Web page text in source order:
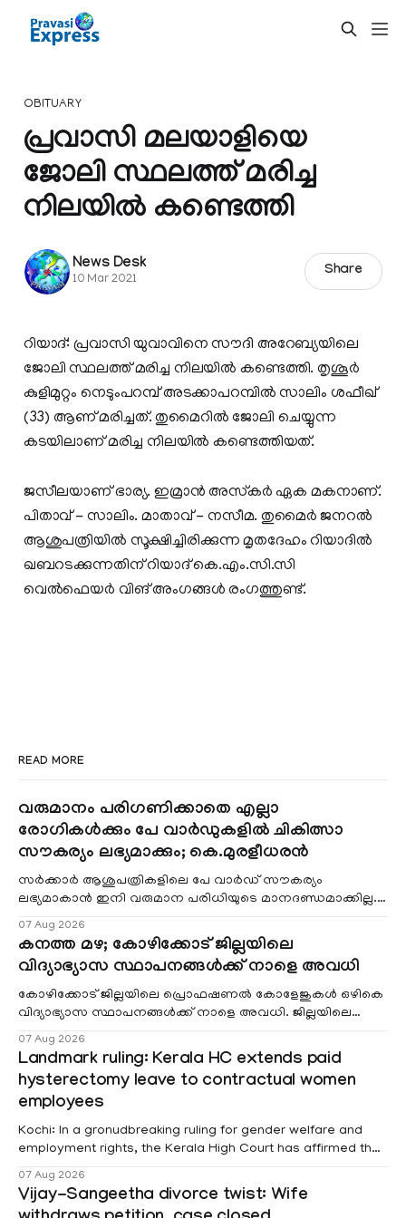
OBITUARY
പ്രവാസി മലയാളിയെ
ജോലി സ്ഥലത്ത് മരിച്ച
നിലയില്‍ കണ്ടെത്തി
News Desk
10 Mar 2021
Share
റിയാദ്: പ്രവാസി യുവാവിനെ സൗദി അറേബ്യയിലെ
ജോലി സ്ഥലത്ത് മരിച്ച നിലയില്‍ കണ്ടെത്തി. തൃശൂര്‍
കുളിമുറ്റം നെടുംപറമ്പ് അടക്കാപറമ്പില്‍ സാലിം ശഫീഖ്
(33) ആണ് മരിച്ചത്. തുമൈറില്‍ ജോലി ചെയ്യുന്ന
കടയിലാണ് മരിച്ച നിലയില്‍ കണ്ടെത്തിയത്.
ജസീലയാണ് ഭാര്യ. ഇമ്രാന്‍ അസ്‍കര്‍ ഏക മകനാണ്.
പിതാവ് - സാലിം. മാതാവ് - നസീമ. തുമൈര്‍ ജനറല്‍
ആശുപത്രിയില്‍ സൂക്ഷിച്ചിരിക്കുന്ന മൃതദേഹം റിയാദില്‍
ഖബറടക്കുന്നതിന് റിയാദ് കെ.എം.സി.സി
വെല്‍ഫെയര്‍ വിങ് അംഗങ്ങൾ രംഗത്തുണ്ട്.
READ MORE
വരുമാനം പരിഗണിക്കാതെ എല്ലാ
രോഗികൾക്കും പേ വാർഡുകളിൽ ചികിത്സാ
സൗകര്യം ലഭ്യമാക്കും; കെ.മുരളീധരൻ
സർക്കാർ ആശുപത്രികളിലെ പേ വാർഡ് സൗകര്യം
ലഭ്യമാകാൻ ഇനി വരുമാന പരിധിയുടെ മാനദണ്ഡമാക്കില്ല.
07 Aug 2026
കനത്ത മഴ; കോഴിക്കോട് ജില്ലയിലെ
വിദ്യാഭ്യാസ സ്ഥാപനങ്ങൾക്ക് നാളെ അവധി
കോഴിക്കോട് ജില്ലയിലെ പ്രൊഫഷണൽ കോളേജുകൾ ഒഴികെ
വിദ്യാഭ്യാസ സ്ഥാപനങ്ങൾക്ക് നാളെ അവധി. ജില്ലയിലെ
07 Aug 2026
Landmark ruling: Kerala HC extends paid
hysterectomy leave to contractual women
employees
Kochi: In a gronudbreaking ruling for gender welfare and
employment rights, the Kerala High Court has affirmed that
projects are eligible for paid medical leave following
hysterectomy surgery under the Kerala Service Rules
07 Aug 2026
Vijay-Sangeetha divorce twist: Wife